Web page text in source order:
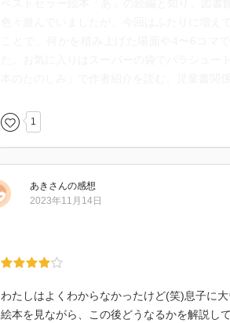
1
あき さんの感想
2023年11月14日
わたしはよくわからなかったけど(笑)息子に
絵本を見ながら、この後どうなるかを解説し